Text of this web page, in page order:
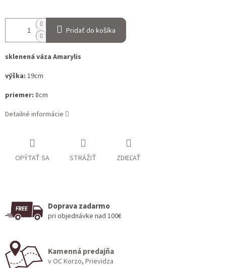
Pridať do košíka
sklenená váza Amarylis
výška: 19cm
priemer: 8cm
Detailné informácie
OPÝTAŤ SA STRÁŽIŤ ZDIEĽAŤ
Doprava zadarmo
pri objednávke nad 100€
Kamenná predajňa
v OC Korzo, Prievidza